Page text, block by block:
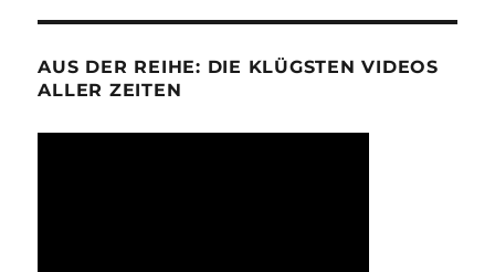
AUS DER REIHE: DIE KLÜGSTEN VIDEOS
ALLER ZEITEN